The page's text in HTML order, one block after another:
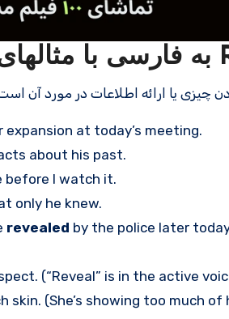
expansion at today’s meeting.
about his past.
before I watch it.
only he knew.
revealed by the police later
(“Reveal” is in the active
skin. (She’s showing too much of